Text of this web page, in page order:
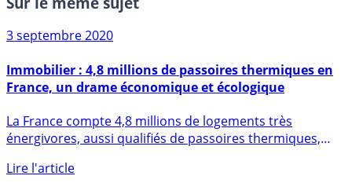
Sur le même sujet
3 septembre 2020
Immobilier : 4,8 millions de passoires thermiques en
France, un drame économique et écologique
énergivores, aussi qualifiés de passoires thermiques,